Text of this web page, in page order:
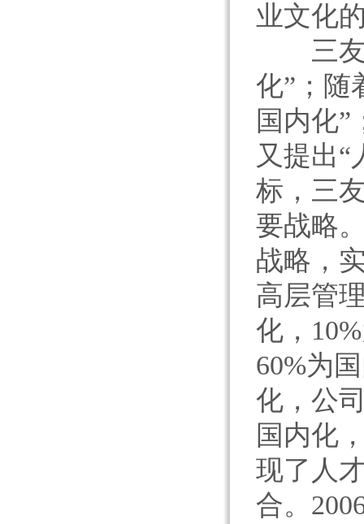
业文化
三友
化”；随
国内化
又提出“
标，三
要战略
战略，
高层管
化，
60%为
化，公
国内化
现了人
合。